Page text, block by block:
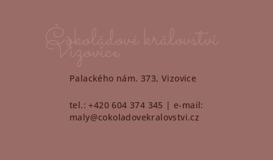
Palackého nám. 373, Vizovice
tel.: +420 604 374 345 | e-mail:
maly@cokoladovekralovstvi.cz